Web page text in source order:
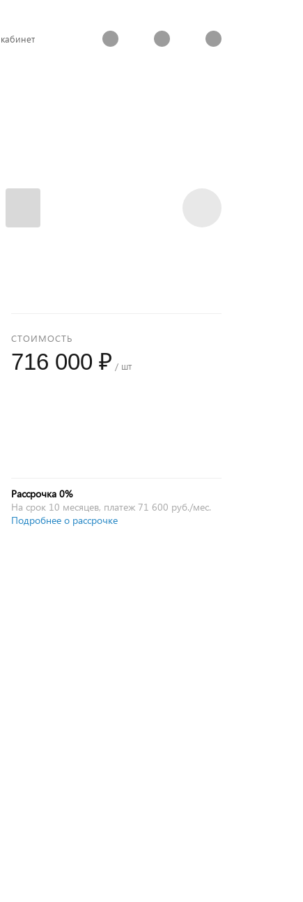
СТОИМОСТЬ
716 000 ₽ / шт
Рассрочка 0%
На срок 10 месяцев, платеж 71 600 руб./мес.
Подробнее о рассрочке